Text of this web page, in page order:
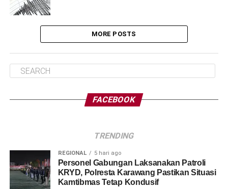
MORE POSTS
FACEBOOK
TRENDING
REGIONAL 5 hari ago
Personel Gabungan Laksanakan Patroli
KRYD, Polresta Karawang Pastikan Situasi
Kamtibmas Tetap Kondusif